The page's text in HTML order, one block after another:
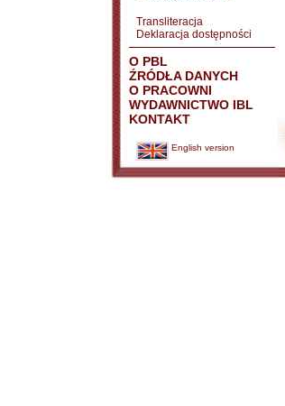
Transliteracja
Deklaracja dostępności
O PBL
ŹRÓDŁA DANYCH
O PRACOWNI
WYDAWNICTWO IBL
KONTAKT
English version